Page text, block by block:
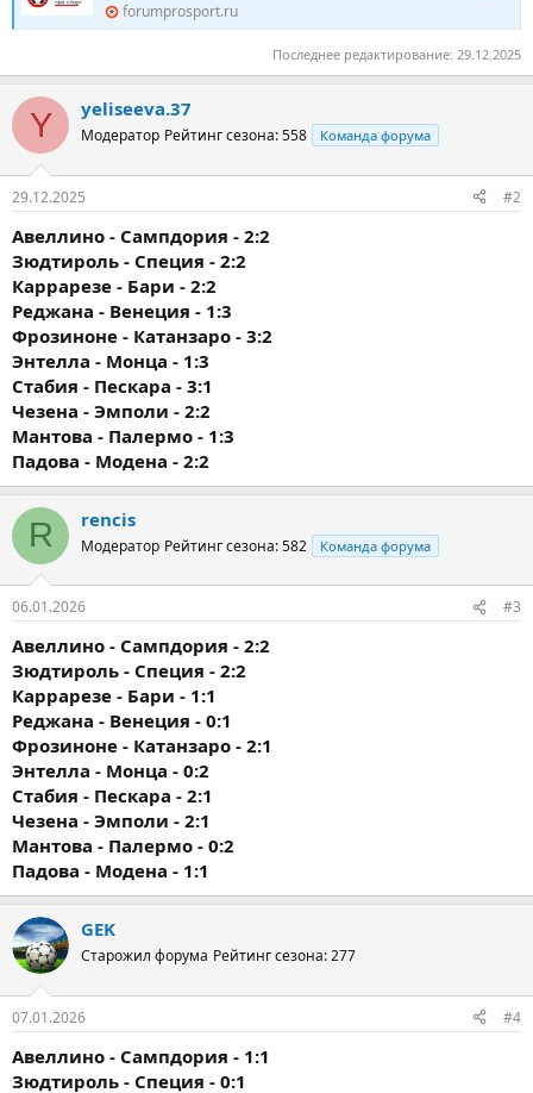
forumprosport.ru
Последнее редактирование: 29.12.2025
Y yeliseeva.37
Модератор Рейтинг сезона: 558 Команда форума
29.12.2025 #2
Авеллино - Сампдория - 2:2
Зюдтироль - Специя - 2:2
Каррарезе - Бари - 2:2
Реджана - Венеция - 1:3
Фрозиноне - Катанзаро - 3:2
Энтелла - Монца - 1:3
Стабия - Пескара - 3:1
Чезена - Эмполи - 2:2
Мантова - Палермо - 1:3
Падова - Модена - 2:2
R rencis
Модератор Рейтинг сезона: 582 Команда форума
06.01.2026 #3
Авеллино - Сампдория - 2:2
Зюдтироль - Специя - 2:2
Каррарезе - Бари - 1:1
Реджана - Венеция - 0:1
Фрозиноне - Катанзаро - 2:1
Энтелла - Монца - 0:2
Стабия - Пескара - 2:1
Чезена - Эмполи - 2:1
Мантова - Палермо - 0:2
Падова - Модена - 1:1
GEK
Старожил форума Рейтинг сезона: 277
07.01.2026 #4
Авеллино - Сампдория - 1:1
Зюдтироль - Специя - 0:1